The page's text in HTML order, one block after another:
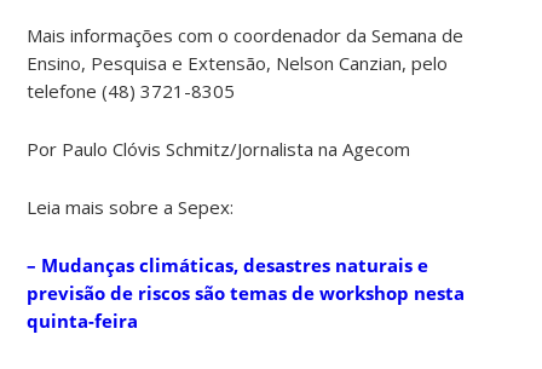
Mais informações com o coordenador da Semana de
Ensino, Pesquisa e Extensão, Nelson Canzian, pelo
telefone (48) 3721-8305
Por Paulo Clóvis Schmitz/Jornalista na Agecom
Leia mais sobre a Sepex:
– Mudanças climáticas, desastres naturais e
previsão de riscos são temas de workshop nesta
quinta-feira